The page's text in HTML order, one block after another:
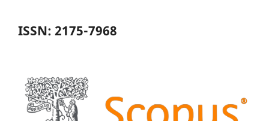
ISSN: 2175-7968